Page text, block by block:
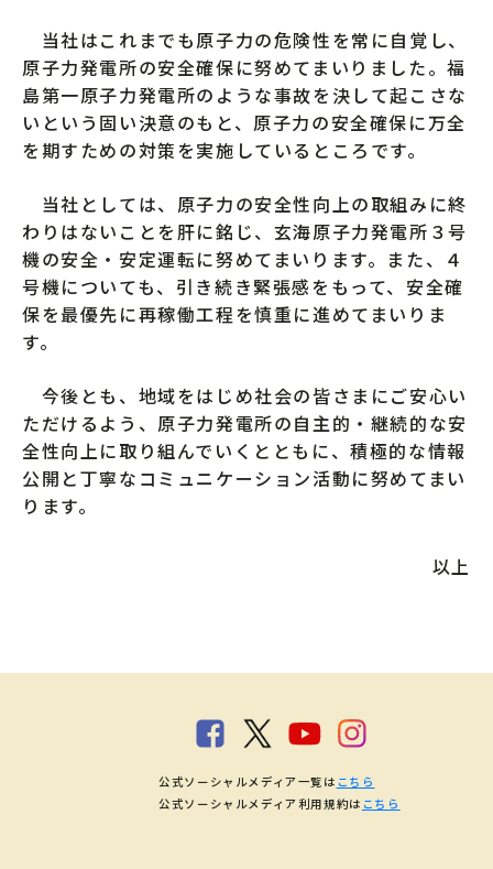
当社はこれまでも原子力の危険性を常に自覚し、
原子力発電所の安全確保に努めてまいりました。福
島第一原子力発電所のような事故を決して起こさな
いという固い決意のもと、原子力の安全確保に万全
を期すための対策を実施しているところです。
当社としては、原子力の安全性向上の取組みに終
わりはないことを肝に銘じ、玄海原子力発電所３号
機の安全・安定運転に努めてまいります。また、４
号機についても、引き続き緊張感をもって、安全確
保を最優先に再稼働工程を慎重に進めてまいりま
す。
今後とも、地域をはじめ社会の皆さまにご安心い
ただけるよう、原子力発電所の自主的・継続的な安
全性向上に取り組んでいくとともに、積極的な情報
公開と丁寧なコミュニケーション活動に努めてまい
ります。
以上
公式ソーシャルメディア一覧は こちら
公式ソーシャルメディア利用規約は こちら